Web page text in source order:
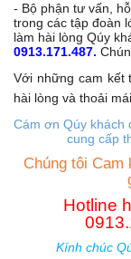
- Bộ phận tư vấn,
trong các tập đoàn
làm hài lòng Qúy
0913.171.487. Chún
Với những cam kết
hài lòng và thoải
Cám ơn Qúy khách
cung cấp
Chúng tôi Cam
Hotline
Kính chúc